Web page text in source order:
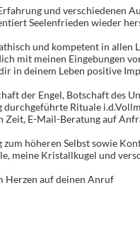
und verschiedenen
Seelenfrieden wieder
und kompetent in allen
mit meinen Eingebungen
in deinem Leben positive
der Engel, Botschaft des
Rituale
Zeit, E-Mail-Beratung auf
höheren Selbst sowie
meine Kristallkugel und
Herzen auf deinen Anruf